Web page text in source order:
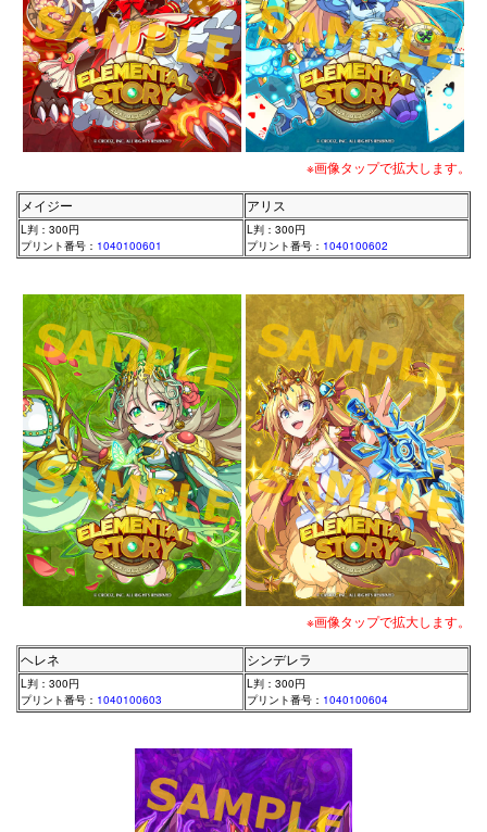
※画像タップで拡大します。
メイジー アリス
L判：300円
プリント番号： 1040100601
L判：300円
プリント番号： 1040100602
※画像タップで拡大します。
ヘレネ シンデレラ
L判：300円
プリント番号： 1040100603
L判：300円
プリント番号： 1040100604